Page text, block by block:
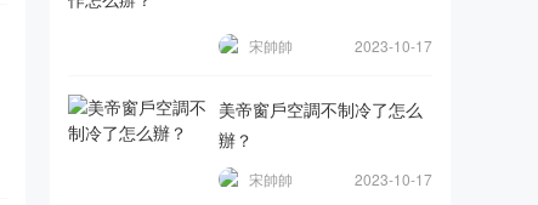
宋帥帥 2023-10-17
美帝窗戶空調不制冷了怎么
辦？
宋帥帥 2023-10-17